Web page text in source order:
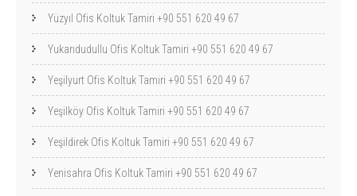
Yüzyıl Ofis Koltuk Tamiri +90 551 620 49 67
Yukarıdudullu Ofis Koltuk Tamiri +90 551 620 49 67
Yeşilyurt Ofis Koltuk Tamiri +90 551 620 49 67
Yeşilköy Ofis Koltuk Tamiri +90 551 620 49 67
Yeşildirek Ofis Koltuk Tamiri +90 551 620 49 67
Yenisahra Ofis Koltuk Tamiri +90 551 620 49 67